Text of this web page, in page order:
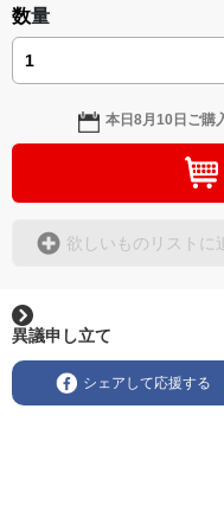
数量
本日8月10日 ご購
欲しいものリストに
異議申し立て
シェアして応援する